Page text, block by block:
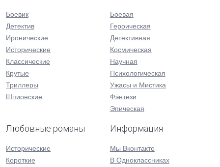
Боевик
Детектив
Иронические
Исторические
Классические
Крутые
Триллеры
Шпионские
Боевая
Героическая
Детективная
Космическая
Научная
Психологическая
Ужасы и Мистика
Фэнтези
Эпическая
Любовные романы
Исторические
Короткие
Информация
Мы Вконтакте
В Одноклассниках